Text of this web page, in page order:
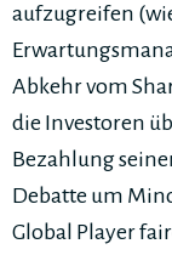
aufzugreifen
Abkehr vom
die Investoren
Bezahlung
Debatte um
Global Player